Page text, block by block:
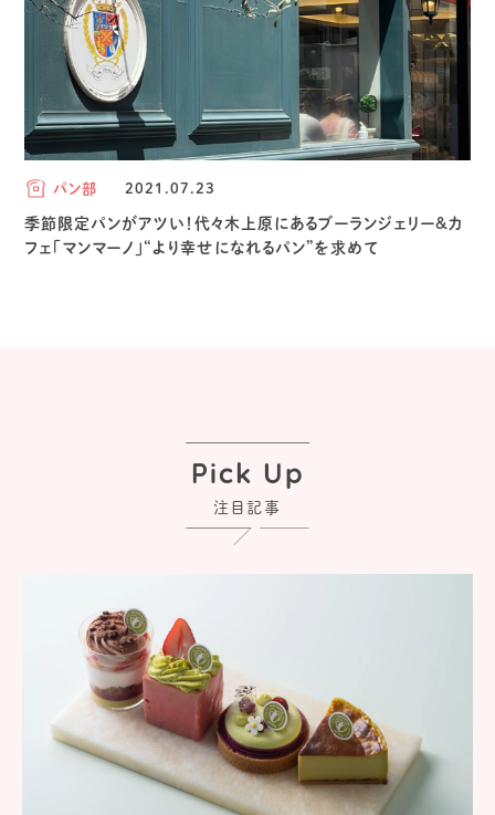
パン部 2021.07.23
季節限定パンがアツい！代々木上原にあるブーランジェリー&カ
フェ「マンマーノ」“より幸せになれるパン”を求めて
Pick Up
注目記事